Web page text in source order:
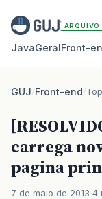
ARQUIVO
JavaGeral
GUJ/Front-end/
carrega
pagina
7 de maio de 2013 4